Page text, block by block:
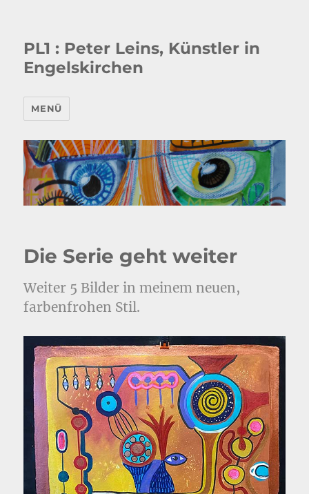
PL1 : Peter Leins, Künstler in
Engelskirchen
MENÜ
Die Serie geht weiter
Weiter 5 Bilder in meinem neuen,
farbenfrohen Stil.